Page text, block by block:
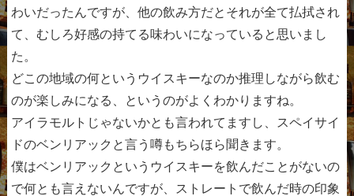
わいだったんですが、他の飲み方だとそれが全て払拭され
て、むしろ好感の持てる味わいになっていると思いまし
た。
どこの地域の何というウイスキーなのか推理しながら飲む
のが楽しみになる、というのがよくわかりますね。
アイラモルトじゃないかとも言われてますし、スペイサイ
ドのベンリアックと言う噂もちらほら聞きます。
僕はベンリアックというウイスキーを飲んだことがないの
で何とも言えないんですが、ストレートで飲んだ時の印象